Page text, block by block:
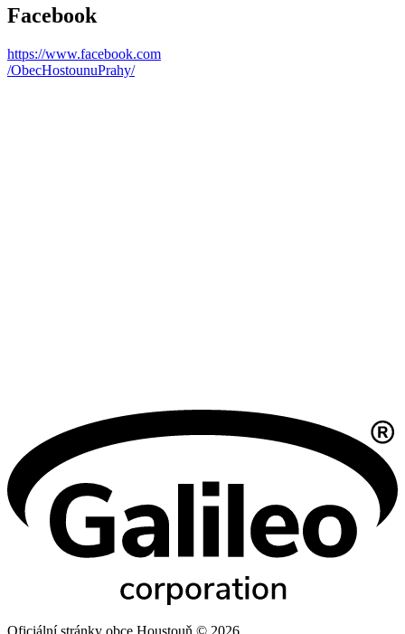
Facebook
https://www.facebook.com
/ObecHostounuPrahy/
Oficiální stránky obce Houstouň © 2026